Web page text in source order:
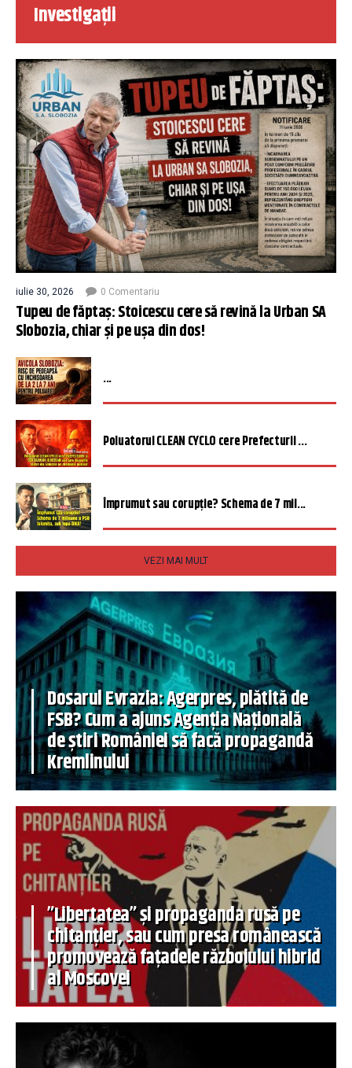
Investigații
iulie 30, 2026 0 Comentariu
Tupeu de făptaș: Stoicescu cere să revină la Urban SA
Slobozia, chiar și pe ușa din dos!
...
Poluatorul CLEAN CYCLO cere Prefecturii ...
Împrumut sau corupție? Schema de 7 mil...
VEZI MAI MULT
Dosarul Evrazia: Agerpres, plătită de
FSB? Cum a ajuns Agenția Națională
de știri României să facă propagandă
Kremlinului
”Libertatea” și propaganda rusă pe
chitanțier, sau cum presa românească
promovează fațadele războiului hibrid
al Moscovei